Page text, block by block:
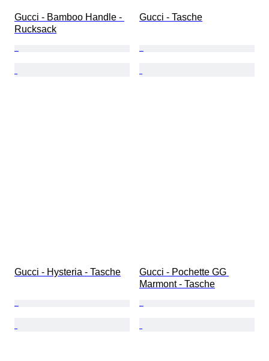
Gucci - Bamboo Handle -
Rucksack
Gucci - Tasche
Gucci - Hysteria - Tasche
Gucci - Pochette GG
Marmont - Tasche